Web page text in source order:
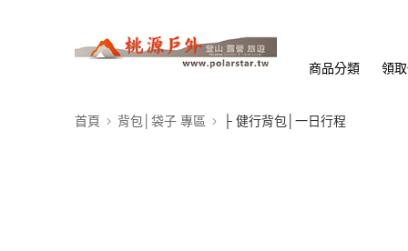
商品分類 領
首頁 背包│袋子 專區 ├ 健行背包│一日行程